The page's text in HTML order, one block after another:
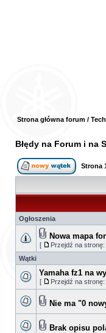
Strona główna forum /
Błędy na Forum i na
Strona
Ogłoszenia
Nowa mapa
[ Przejdź na stronę:
Wątki
Yamaha fz1 na
[ Przejdź na stronę:
Nie ma "0
Brak opisu